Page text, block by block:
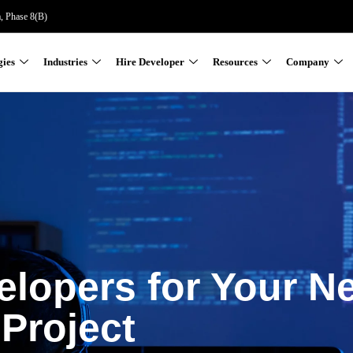
Phase 8(B)
Industries Hire Developer Resources Company
for Your
Project